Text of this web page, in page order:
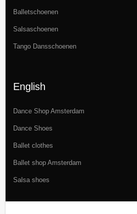
Balletschoenen
Salsaschoenen
Tango Dansschoenen
English
Dance Shop Amsterdam
Dance Shoes
Ballet clothes
Ballet shop Amsterdam
Salsa shoes